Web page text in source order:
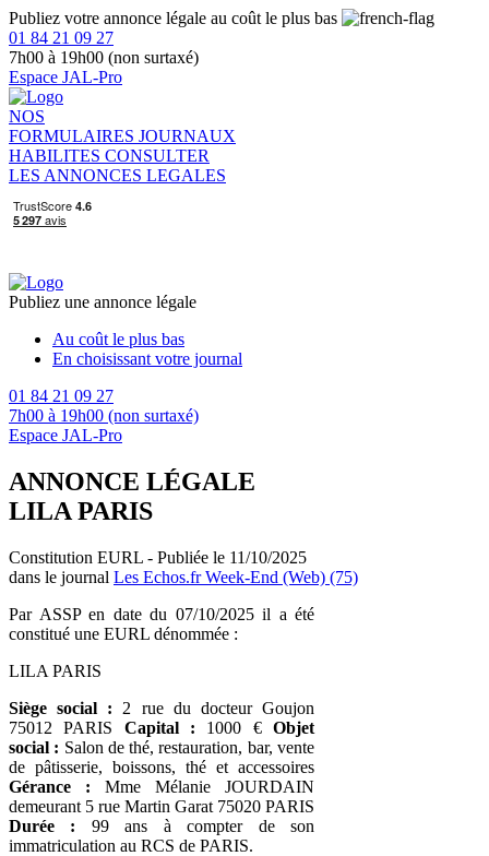
Publiez votre annonce légale au coût le plus bas
01 84 21 09 27
7h00 à 19h00 (non surtaxé)
Espace JAL-Pro
NOS
FORMULAIRES JOURNAUX
HABILITES CONSULTER
LES ANNONCES LEGALES
Publiez une annonce légale
Au coût le plus bas
En choisissant votre journal
01 84 21 09 27
7h00 à 19h00 (non surtaxé)
Espace JAL-Pro
ANNONCE LÉGALE
LILA PARIS
Constitution EURL - Publiée le 11/10/2025
dans le journal Les Echos.fr Week-End (Web) (75)
Par ASSP en date du 07/10/2025 il a été
constitué une EURL dénommée :
LILA PARIS
Siège social : 2 rue du docteur Goujon
75012 PARIS Capital : 1000 €Objet
social : Salon de thé, restauration, bar, vente
de pâtisserie, boissons, thé et accessoires
Gérance : Mme Mélanie JOURDAIN
demeurant 5 rue Martin Garat 75020 PARIS
Durée : 99 ans à compter de son
immatriculation au RCS de PARIS.